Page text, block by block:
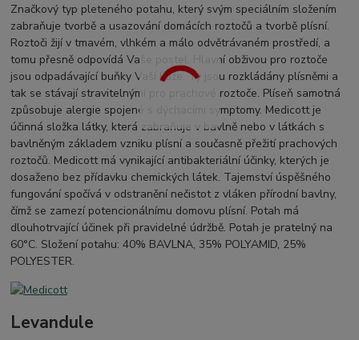
Značkový typ pleteného potahu, který svým speciálním složením
zabraňuje tvorbě a usazování domácích roztočů a tvorbě plísní.
Roztoči žijí v tmavém, vlhkém a málo odvětrávaném prostředí, a
tomu přesně odpovídá Vaše postel. Hlavní obživou pro roztoče
jsou odpadávající buňky Vaší kůže. Ty jsou rozkládány plísněmi a
tak se stávají stravitelnými pro prachové roztoče. Plíseň samotná
způsobuje alergie spojené s dýchacími symptomy. Medicott je
účinná složka látky, která zabraňuje v bavlně nebo v látkách s
bavlněným základem vzniku plísní a současně přežití prachových
roztočů. Medicott má vynikající antibakteriální účinky, kterých je
dosaženo bez přídavku chemických látek. Tajemství úspěšného
fungování spočívá v odstranění nečistot z vláken přírodní bavlny,
čímž se zamezí potencionálnímu domovu plísní. Potah má
dlouhotrvající účinek při pravidelné údržbě. Potah je pratelný na
60°C. Složení potahu: 40% BAVLNA, 35% POLYAMID, 25%
POLYESTER.
Levandule